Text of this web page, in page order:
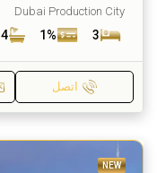
Dubai Production City
3
1%
4
اتصل
NEW